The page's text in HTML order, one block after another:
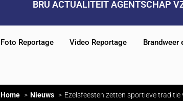
BRU ACTUALITEIT AGENTSCHAP
Foto Reportage Video Reportage Brandweer
Home Nieuws Ezelsfeesten zetten sportieve